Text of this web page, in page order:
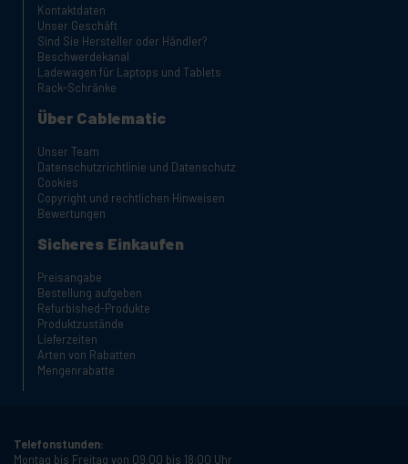
Kontaktdaten
Unser Geschäft
Sind Sie Hersteller oder Händler?
Beschwerdekanal
Ladewagen für Laptops und Tablets
Rack-Schränke
Über Cablematic
Unser Team
Datenschutzrichtlinie und Datenschutz
Cookies
Copyright und rechtlichen Hinweisen
Bewertungen
Sicheres Einkaufen
Preisangabe
Bestellung aufgeben
Refurbished-Produkte
Produktzustände
Lieferzeiten
Arten von Rabatten
Mengenrabatte
Telefonstunden:
Montag bis Freitag von 09:00 bis 18:00 Uhr